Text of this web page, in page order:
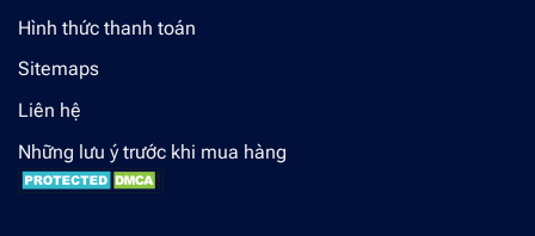
Hình thức thanh toán
Sitemaps
Liên hệ
Những lưu ý trước khi mua hàng